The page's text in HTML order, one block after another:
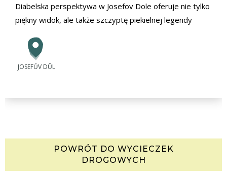
Diabelska perspektywa w Josefov Dole oferuje nie tylko
piękny widok, ale także szczyptę piekielnej legendy
JOSEFŮV DŮL
POWRÓT DO WYCIECZEK
DROGOWYCH